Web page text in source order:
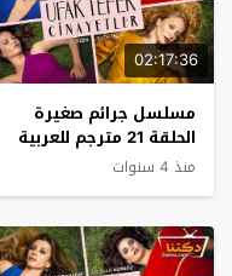
02:17:36
مسلسل جرائم صغيرة
الحلقة 21 مترجم للعربية
منذ 4 سنوات